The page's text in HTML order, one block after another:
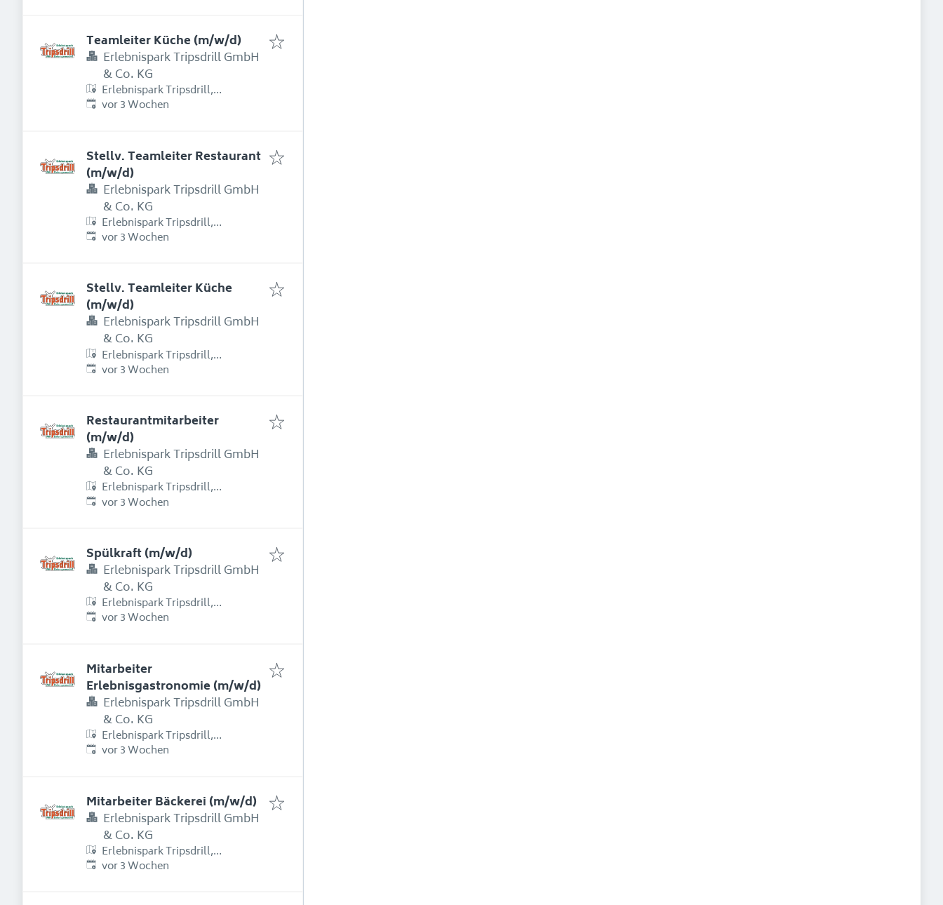
Teamleiter Küche (m/w/d)
Erlebnispark Tripsdrill GmbH
& Co. KG
Erlebnispark Tripsdrill,
Erlebnispark Tripsdrill Straße 1,
Erschienen:
vor 3 Wochen
Stellv. Teamleiter Restaurant
(m/w/d)
Erlebnispark Tripsdrill GmbH
& Co. KG
Erlebnispark Tripsdrill,
Erlebnispark Tripsdrill Straße 1,
Erschienen:
vor 3 Wochen
Stellv. Teamleiter Küche
(m/w/d)
Erlebnispark Tripsdrill GmbH
& Co. KG
Erlebnispark Tripsdrill,
Erlebnispark Tripsdrill Straße 1,
Erschienen:
vor 3 Wochen
Restaurantmitarbeiter
(m/w/d)
Erlebnispark Tripsdrill GmbH
& Co. KG
Erlebnispark Tripsdrill,
Erlebnispark Tripsdrill Straße 1,
Erschienen:
vor 3 Wochen
Spülkraft (m/w/d)
Erlebnispark Tripsdrill GmbH
& Co. KG
Erlebnispark Tripsdrill,
Erlebnispark Tripsdrill Straße 1,
Erschienen:
vor 3 Wochen
Mitarbeiter
Erlebnisgastronomie (m/w/d)
Erlebnispark Tripsdrill GmbH
& Co. KG
Erlebnispark Tripsdrill,
Erlebnispark Tripsdrill Straße 1,
Erschienen:
vor 3 Wochen
Mitarbeiter Bäckerei (m/w/d)
Erlebnispark Tripsdrill GmbH
& Co. KG
Erlebnispark Tripsdrill,
Erlebnispark Tripsdrill Straße 1,
Erschienen:
vor 3 Wochen